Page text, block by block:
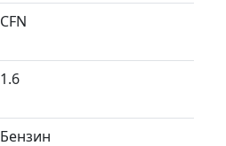
CFN
1.6
Бензин